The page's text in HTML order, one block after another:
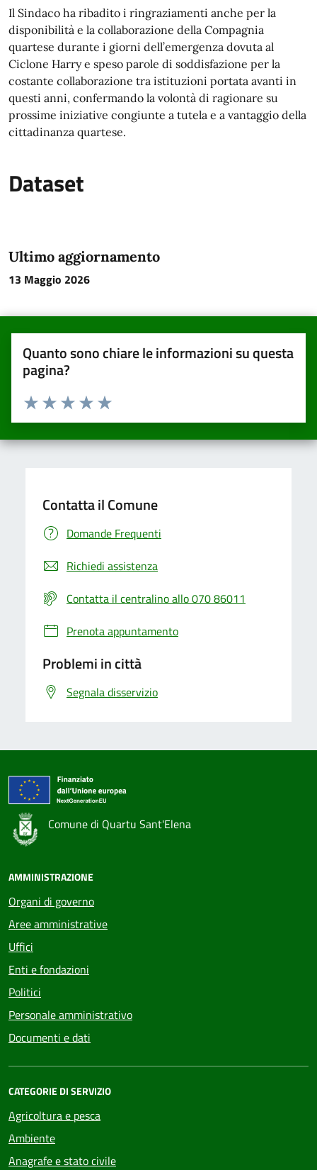
Il Sindaco ha ribadito i ringraziamenti anche per la
disponibilità e la collaborazione della Compagnia
quartese durante i giorni dell’emergenza dovuta al
Ciclone Harry e speso parole di soddisfazione per la
costante collaborazione tra istituzioni portata avanti in
questi anni, confermando la volontà di ragionare su
prossime iniziative congiunte a tutela e a vantaggio della
cittadinanza quartese.
Dataset
Ultimo aggiornamento
13 Maggio 2026
Quanto sono chiare le informazioni su questa
pagina?
Valuta da 1 a 5 stelle la pagina
Valuta 5 stelle su 5
Valuta 4 stelle su 5
Valuta 3 stelle su 5
Valuta 2 stelle su 5
Valuta una stella su 5
Contatta il Comune
Domande Frequenti
Richiedi assistenza
Contatta il centralino allo 070 86011
Prenota appuntamento
Problemi in città
Segnala disservizio
Comune di Quartu Sant'Elena
AMMINISTRAZIONE
Organi di governo
Aree amministrative
Uffici
Enti e fondazioni
Politici
Personale amministrativo
Documenti e dati
CATEGORIE DI SERVIZIO
Agricoltura e pesca
Ambiente
Anagrafe e stato civile